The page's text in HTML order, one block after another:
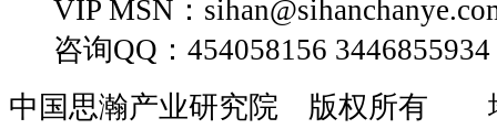
VIP MSN：
咨询QQ：454058156 3446855934
中国思瀚产业研究院 版权所有